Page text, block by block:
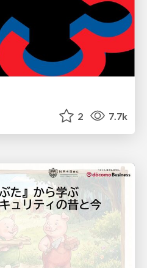
2 7.7k